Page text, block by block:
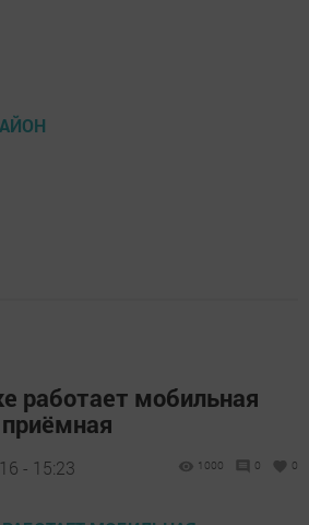
работает мобильная
- 15:23 1000 0 0